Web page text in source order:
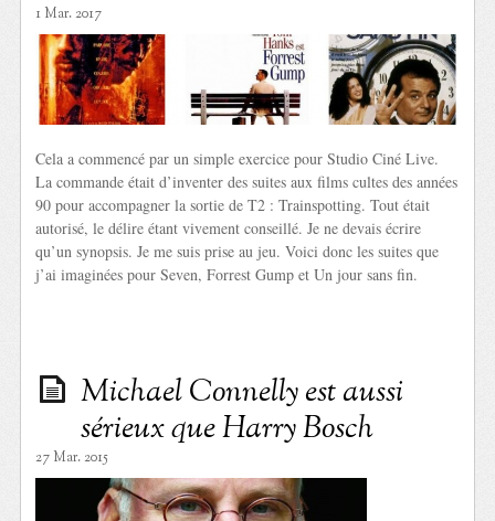
1 Mar. 2017
Cela a commencé par un simple exercice pour Studio Ciné Live.
La commande était d’inventer des suites aux films cultes des années
90 pour accompagner la sortie de T2 : Trainspotting. Tout était
autorisé, le délire étant vivement conseillé. Je ne devais écrire
qu’un synopsis. Je me suis prise au jeu. Voici donc les suites que
j’ai imaginées pour Seven, Forrest Gump et Un jour sans fin.
Michael Connelly est aussi
sérieux que Harry Bosch
27 Mar. 2015